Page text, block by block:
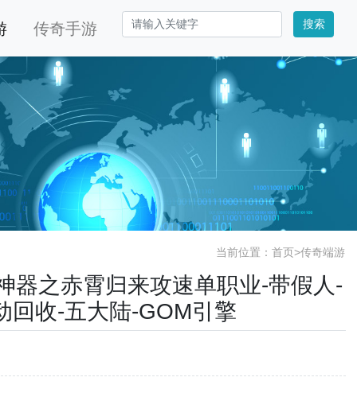
传奇手游 搜索
当前位置： 首页>传奇端游
器之赤霄归来攻速单职业-带假人-
回收-五大陆-GOM引擎